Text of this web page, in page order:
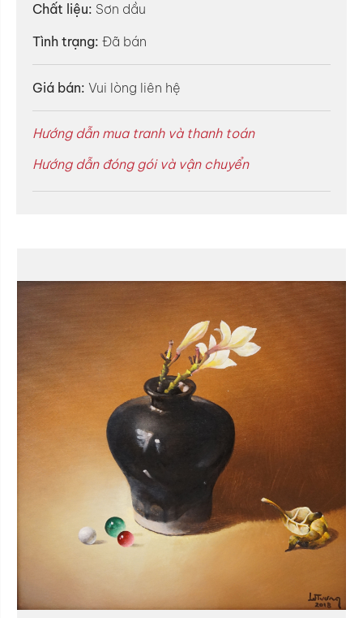
Chất liệu: Sơn dầu
Tình trạng: Đã bán
Giá bán: Vui lòng liên hệ
Hướng dẫn mua tranh và thanh toán
Hướng dẫn đóng gói và vận chuyển